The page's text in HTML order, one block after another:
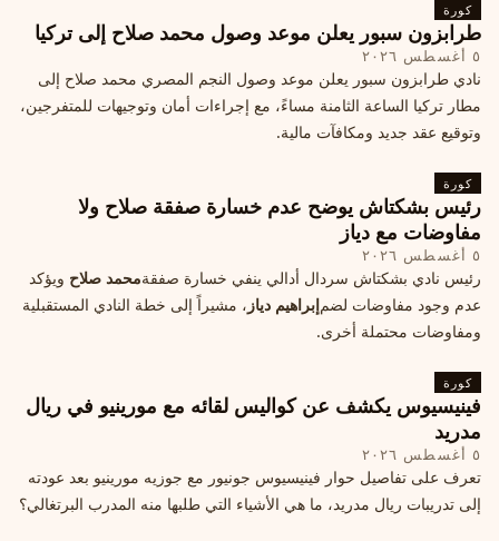
كورة
طرابزون سبور يعلن موعد وصول محمد صلاح إلى تركيا
٥ أغسطس ٢٠٢٦
نادي طرابزون سبور يعلن موعد وصول النجم المصري محمد صلاح إلى
مطار تركيا الساعة الثامنة مساءً، مع إجراءات أمان وتوجيهات للمتفرجين،
وتوقيع عقد جديد ومكافآت مالية.
كورة
رئيس بشكتاش يوضح عدم خسارة صفقة صلاح ولا
مفاوضات مع دياز
٥ أغسطس ٢٠٢٦
رئيس نادي بشكتاش سردال أدالي ينفي خسارة صفقةمحمد صلاح ويؤكد
عدم وجود مفاوضات لضمإبراهيم دياز ، مشيراً إلى خطة النادي المستقبلية
ومفاوضات محتملة أخرى.
كورة
فينيسيوس يكشف عن كواليس لقائه مع مورينيو في ريال
مدريد
٥ أغسطس ٢٠٢٦
تعرف على تفاصيل حوار فينيسيوس جونيور مع جوزيه مورينيو بعد عودته
إلى تدريبات ريال مدريد، ما هي الأشياء التي طلبها منه المدرب البرتغالي؟